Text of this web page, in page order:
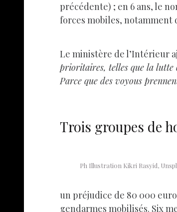
précédente) ; en 6 ans, le
forces mobiles, notamment
Le ministère de l’Intérieur
prioritaires, telles que la lutte
Parce que des voyous
Trois groupes de
Ph Illustration Kikri Rasyid,
un préjudice de 80 000
gendarmes mobilisés. Six